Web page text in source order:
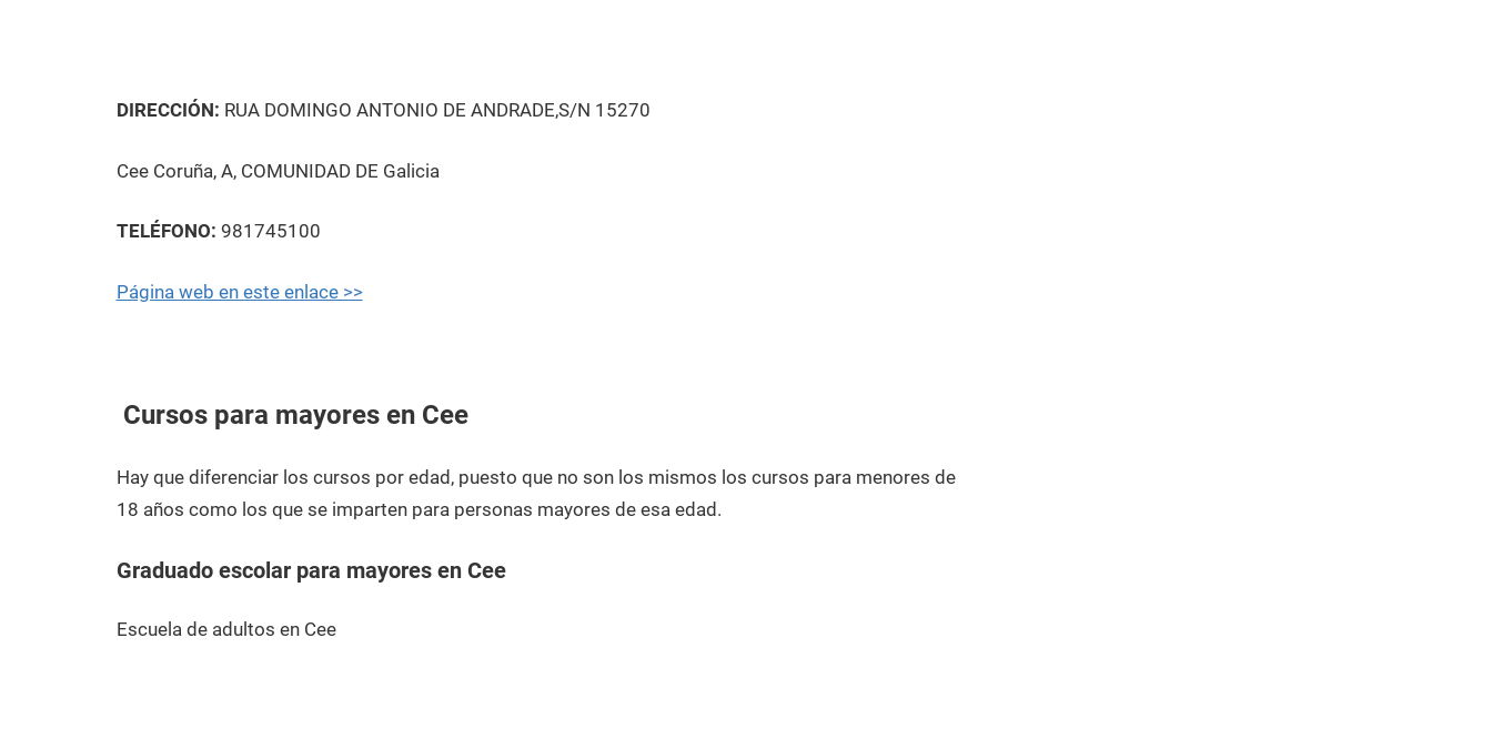
DIRECCIÓN: RUA DOMINGO ANTONIO DE ANDRADE,S/N 15270
Cee Coruña, A, COMUNIDAD DE Galicia
TELÉFONO: 981745100
Página web en este enlace >>
Cursos para mayores en Cee
Hay que diferenciar los cursos por edad, puesto que no son los mismos los cursos para menores de
18 años como los que se imparten para personas mayores de esa edad.
Graduado escolar para mayores en Cee
Escuela de adultos en Cee